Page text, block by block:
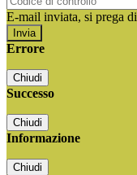
E-mail inviata, si prega
Errore
Chiudi
Successo
Chiudi
Informazione
Chiudi